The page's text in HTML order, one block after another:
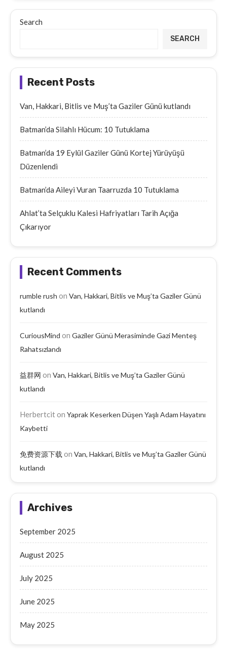
Search
SEARCH
Recent Posts
Van, Hakkari, Bitlis ve Muş’ta Gaziler Günü kutlandı
Batman’da Silahlı Hücum: 10 Tutuklama
Batman’da 19 Eylül Gaziler Günü Kortej Yürüyüşü
Düzenlendi
Batman’da Aileyi Vuran Taarruzda 10 Tutuklama
Ahlat’ta Selçuklu Kalesi Hafriyatları Tarih Açığa
Çıkarıyor
Recent Comments
rumble rush on Van, Hakkari, Bitlis ve Muş’ta Gaziler Günü
kutlandı
CuriousMind on Gaziler Günü Merasiminde Gazi Menteş
Rahatsızlandı
益群网 on Van, Hakkari, Bitlis ve Muş’ta Gaziler Günü
kutlandı
Herbertciton Yaprak Keserken Düşen Yaşlı Adam Hayatını
Kaybetti
免费资源下载 on Van, Hakkari, Bitlis ve Muş’ta Gaziler Günü
kutlandı
Archives
September 2025
August 2025
July 2025
June 2025
May 2025